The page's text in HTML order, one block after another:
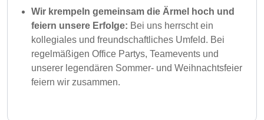
Wir krempeln gemeinsam die Ärmel hoch und
feiern unsere Erfolge: Bei uns herrscht ein
kollegiales und freundschaftliches Umfeld. Bei
regelmäßigen Office Partys, Teamevents und
unserer legendären Sommer- und Weihnachtsfeier
feiern wir zusammen.